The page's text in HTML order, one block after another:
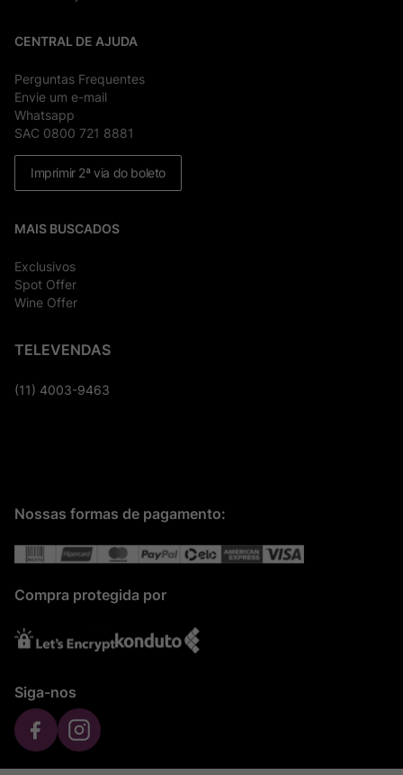
CENTRAL DE AJUDA
Perguntas Frequentes
Envie um e-mail
Whatsapp
SAC 0800 721 8881
Imprimir 2ª via do boleto
MAIS BUSCADOS
Exclusivos
Spot Offer
Wine Offer
TELEVENDAS
(11) 4003-9463
Nossas formas de pagamento:
Compra protegida por
Siga-nos